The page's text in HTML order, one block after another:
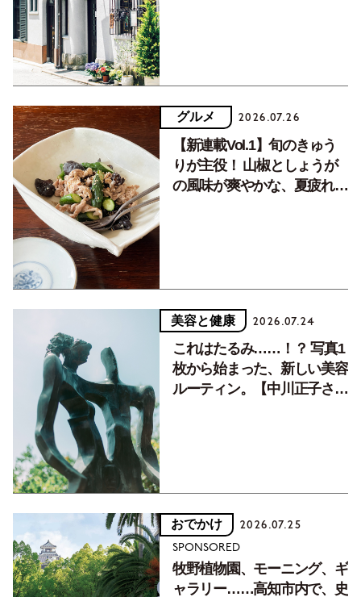
グルメ 2026.07.26
【新連載Vol.1】旬のきゅう
りが主役！ 山椒としょうが
の風味が爽やかな、夏疲れを
美容と健康 2026.07.24
これはたるみ……！？ 写真1
枚から始まった、新しい美容
ルーティン。【中川正子さん
おでかけ 2026.07.25
SPONSORED
牧野植物園、モーニング、ギ
ャラリー……高知市内で、史